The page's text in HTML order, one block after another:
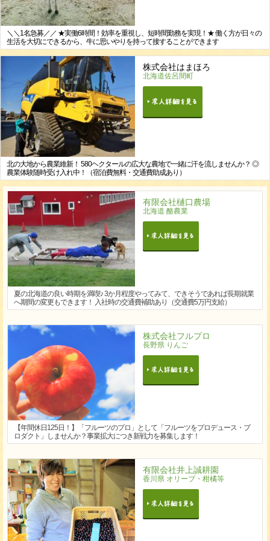
＼＼1名急募／／ ★実働6時間！効率を重視し、短時間勤務を実現！★ 働く方が日々の
生活を大切にできるから、牛に思いやりを持って接することができます
株式会社はまほろ
北海道佐呂間町
北の大地から農業維新！ 580ヘクタールの広大な農地で一緒に汗を流しませんか？ ◎
農業体験随時受け入れ中！（宿泊費無料・交通費助成あり）
有限会社樋口農場
北海道 酪農業
夏の北海道の良い時期を満喫♪ 3か月程度やってみて、できそうであれば長期就業
へ期間の変更もできます！ 入社時の交通費補助あり（交通費5万円支給）
株式会社フルプロ
長野県 りんご
【年間休日125日！】「フルーツのプロ」として「フルーツをプロデュース・プ
ロダクト」しませんか？事業拡大につき新戦力を募集します！
有限会社井上誠耕園
香川県 オリーブ・柑橘等